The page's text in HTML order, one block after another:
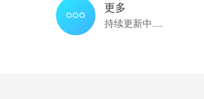
更多
持续更新中......